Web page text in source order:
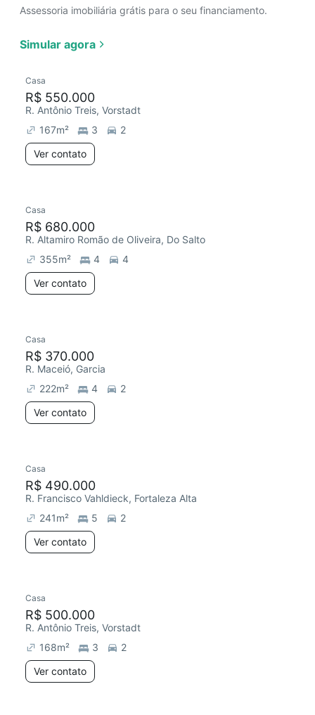
Assessoria imobiliária grátis para o seu financiamento.
Simular agora
Casa
R$ 550.000
R. Antônio Treis, Vorstadt
167m² 3
2
Ver contato
Casa
R$ 680.000
R. Altamiro Romão de Oliveira, Do Salto
355m² 4
4
Ver contato
Casa
R$ 370.000
R. Maceió, Garcia
222m² 4
2
Ver contato
Casa
R$ 490.000
R. Francisco Vahldieck, Fortaleza Alta
241m² 5
2
Ver contato
Casa
R$ 500.000
R. Antônio Treis, Vorstadt
168m² 3
2
Ver contato